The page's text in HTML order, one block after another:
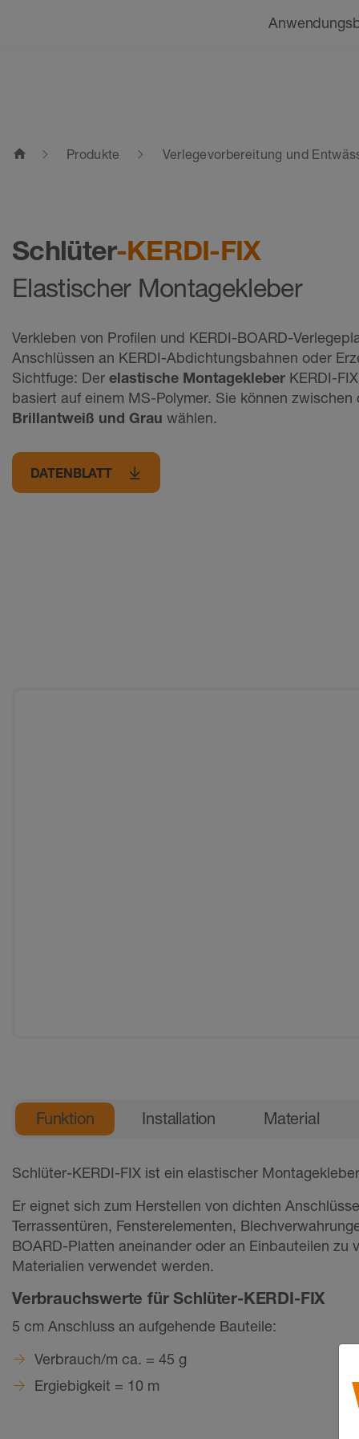
Beratung finden
home Produkte Verlegevorbereitung und
Schlüter-KERDI-FIX
Elastischer Montagekleber
Verkleben von Profilen und KERDI-BOARD-
Anschlüssen an KERDI-Abdichtungsbahnen oder
Sichtfuge: Der elastische Montagekleber KERDI-
basiert auf einem MS-Polymer. Sie können zwischen
Brillantweiß und Grau wählen.
DATENBLATT
Allgemeine
Funktion
Schlüter-KERDI-FIX ist ein elastischer
Er eignet sich zum Herstellen von dichten
Terrassentüren, Fensterelementen,
BOARD-Platten aneinander oder an Einbauteilen zu
Materialien verwendet werden.
Verbrauchswerte für Schlüter-KERDI-FIX
5 cm Anschluss an aufgehende Bauteile:
Verbrauch/m ca. = 45 g
Ergiebigkeit = 10 m
Installation Material